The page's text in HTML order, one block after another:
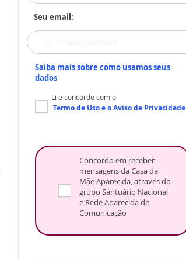
Seu email:
Saiba mais sobre como usamos seus
dados
Li e concordo com o
Termo de Usoe oAviso de Privacidade
Concordo em receber
mensagens da Casa da
Mãe Aparecida, através do
grupo Santuário Nacional
e Rede Aparecida de
Comunicação